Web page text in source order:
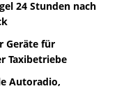
24 Stunden nach
Geräte für
Taxibetriebe
Autoradio,